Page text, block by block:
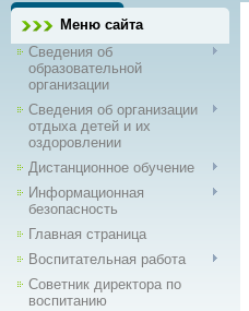
Меню сайта
Сведения об
образовательной
организации
Сведения об организации
отдыха детей и их
оздоровлении
Дистанционное обучение
Информационная
безопасность
Главная страница
Воспитательная работа
Советник директора по
воспитанию